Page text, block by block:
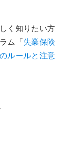
く知りたい方
ム「失業保険
ルールと注意